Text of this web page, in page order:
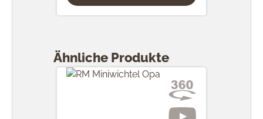
Ähnliche Produkte